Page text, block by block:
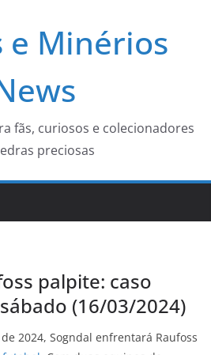
e Minérios
fãs, curiosos e colecionadores
preciosas
palpite: caso
(16/03/2024)
2024, Sogndal enfrentará Raufoss